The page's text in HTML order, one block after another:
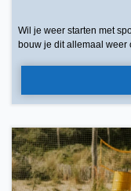
Wil je weer starten met
bouw je dit allemaal weer